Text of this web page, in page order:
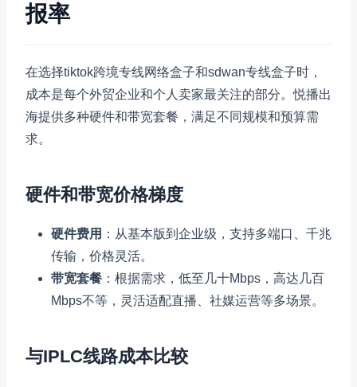
报率
在选择tiktok跨境专线网络盒子和sdwan专线盒子时，
成本是每个外贸企业和个人卖家最关注的部分。悦播出
海提供多种硬件和带宽套餐，满足不同规模和预算需
求。
硬件和带宽价格梯度
硬件费用 ：从基本版到企业级，支持多端口、千兆
传输，价格灵活。
带宽套餐 ：根据需求，低至几十Mbps，高达几百
Mbps不等，灵活适配直播、社媒运营等多场景。
与IPLC线路成本比较